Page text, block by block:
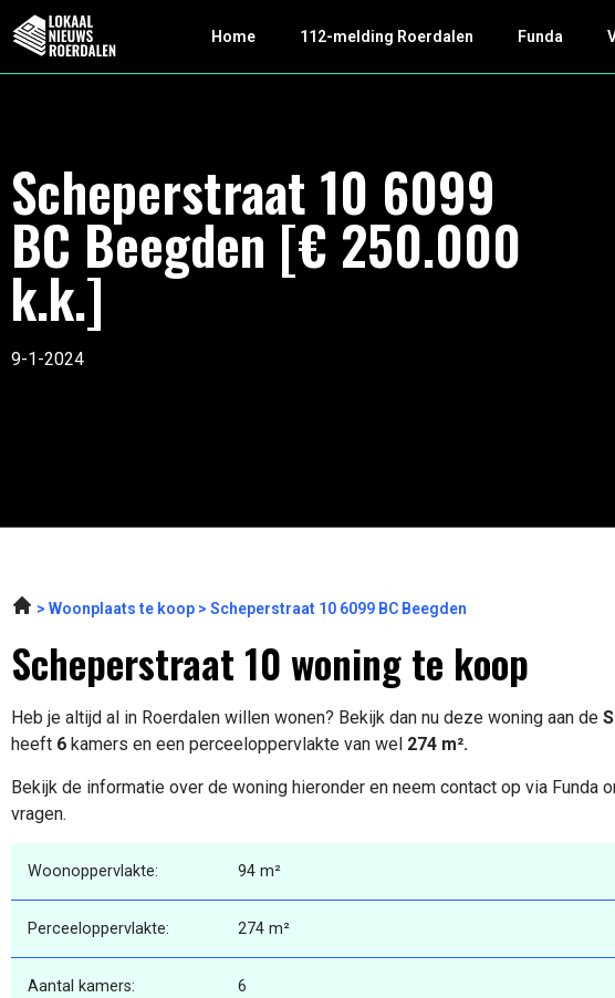
Home 112-melding Roerdalen Funda
Scheperstraat 10 6099
BC Beegden [€ 250.000
k.k.]
9-1-2024
Woonplaats te koop Scheperstraat 10 6099 BC Beegden
Scheperstraat 10 woning te koop
Heb je altijd al in Roerdalen willen wonen? Bekijk dan nu deze woning aan de
heeft 6 kamers en een perceeloppervlakte van wel 274 m².
Bekijk de informatie over de woning hieronder en neem contact op via Funda
vragen.
Woonoppervlakte: 94 m²
Perceeloppervlakte: 274 m²
Aantal kamers: 6